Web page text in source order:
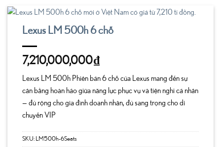
Lexus LM 500h 6 chỗ
7,210,000,000₫
Lexus LM 500h Phiên bản 6 chỗ của Lexus mang đến sự
cân bằng hoàn hảo giữa năng lực phục vụ và tiện nghi cá nhân
— đủ rộng cho gia đình doanh nhân, đủ sang trọng cho di
chuyển VIP
SKU: LM500h-6Seats